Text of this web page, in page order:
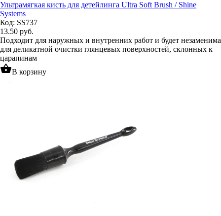
Ультрамягкая кисть для детейлинга Ultra Soft Brush / Shine
Systems
Код: SS737
13.50 руб.
Подходит для наружных и внутренних работ и будет незаменима
для деликатной очистки глянцевых поверхностей, склонных к
царапинам
shopping_basketВ корзину